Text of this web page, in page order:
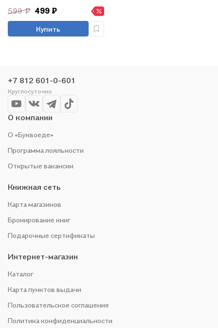
599 ₽ 499 ₽
Купить
+7 812 601-0-601
Круглосуточно
О компании
О «Буквоеде»
Программа лояльности
Открытые вакансии
Книжная сеть
Карта магазинов
Бронирование книг
Подарочные сертификаты
Интернет-магазин
Каталог
Карта пунктов выдачи
Пользовательское соглашение
Политика конфиденциальности